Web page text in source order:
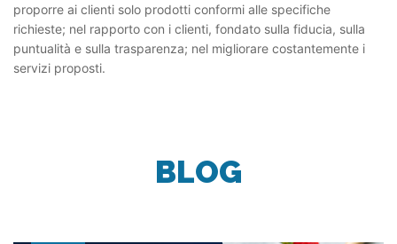
proporre ai clienti solo prodotti conformi alle specifiche
richieste; nel rapporto con i clienti, fondato sulla fiducia, sulla
puntualità e sulla trasparenza; nel migliorare costantemente i
servizi proposti.
BLOG